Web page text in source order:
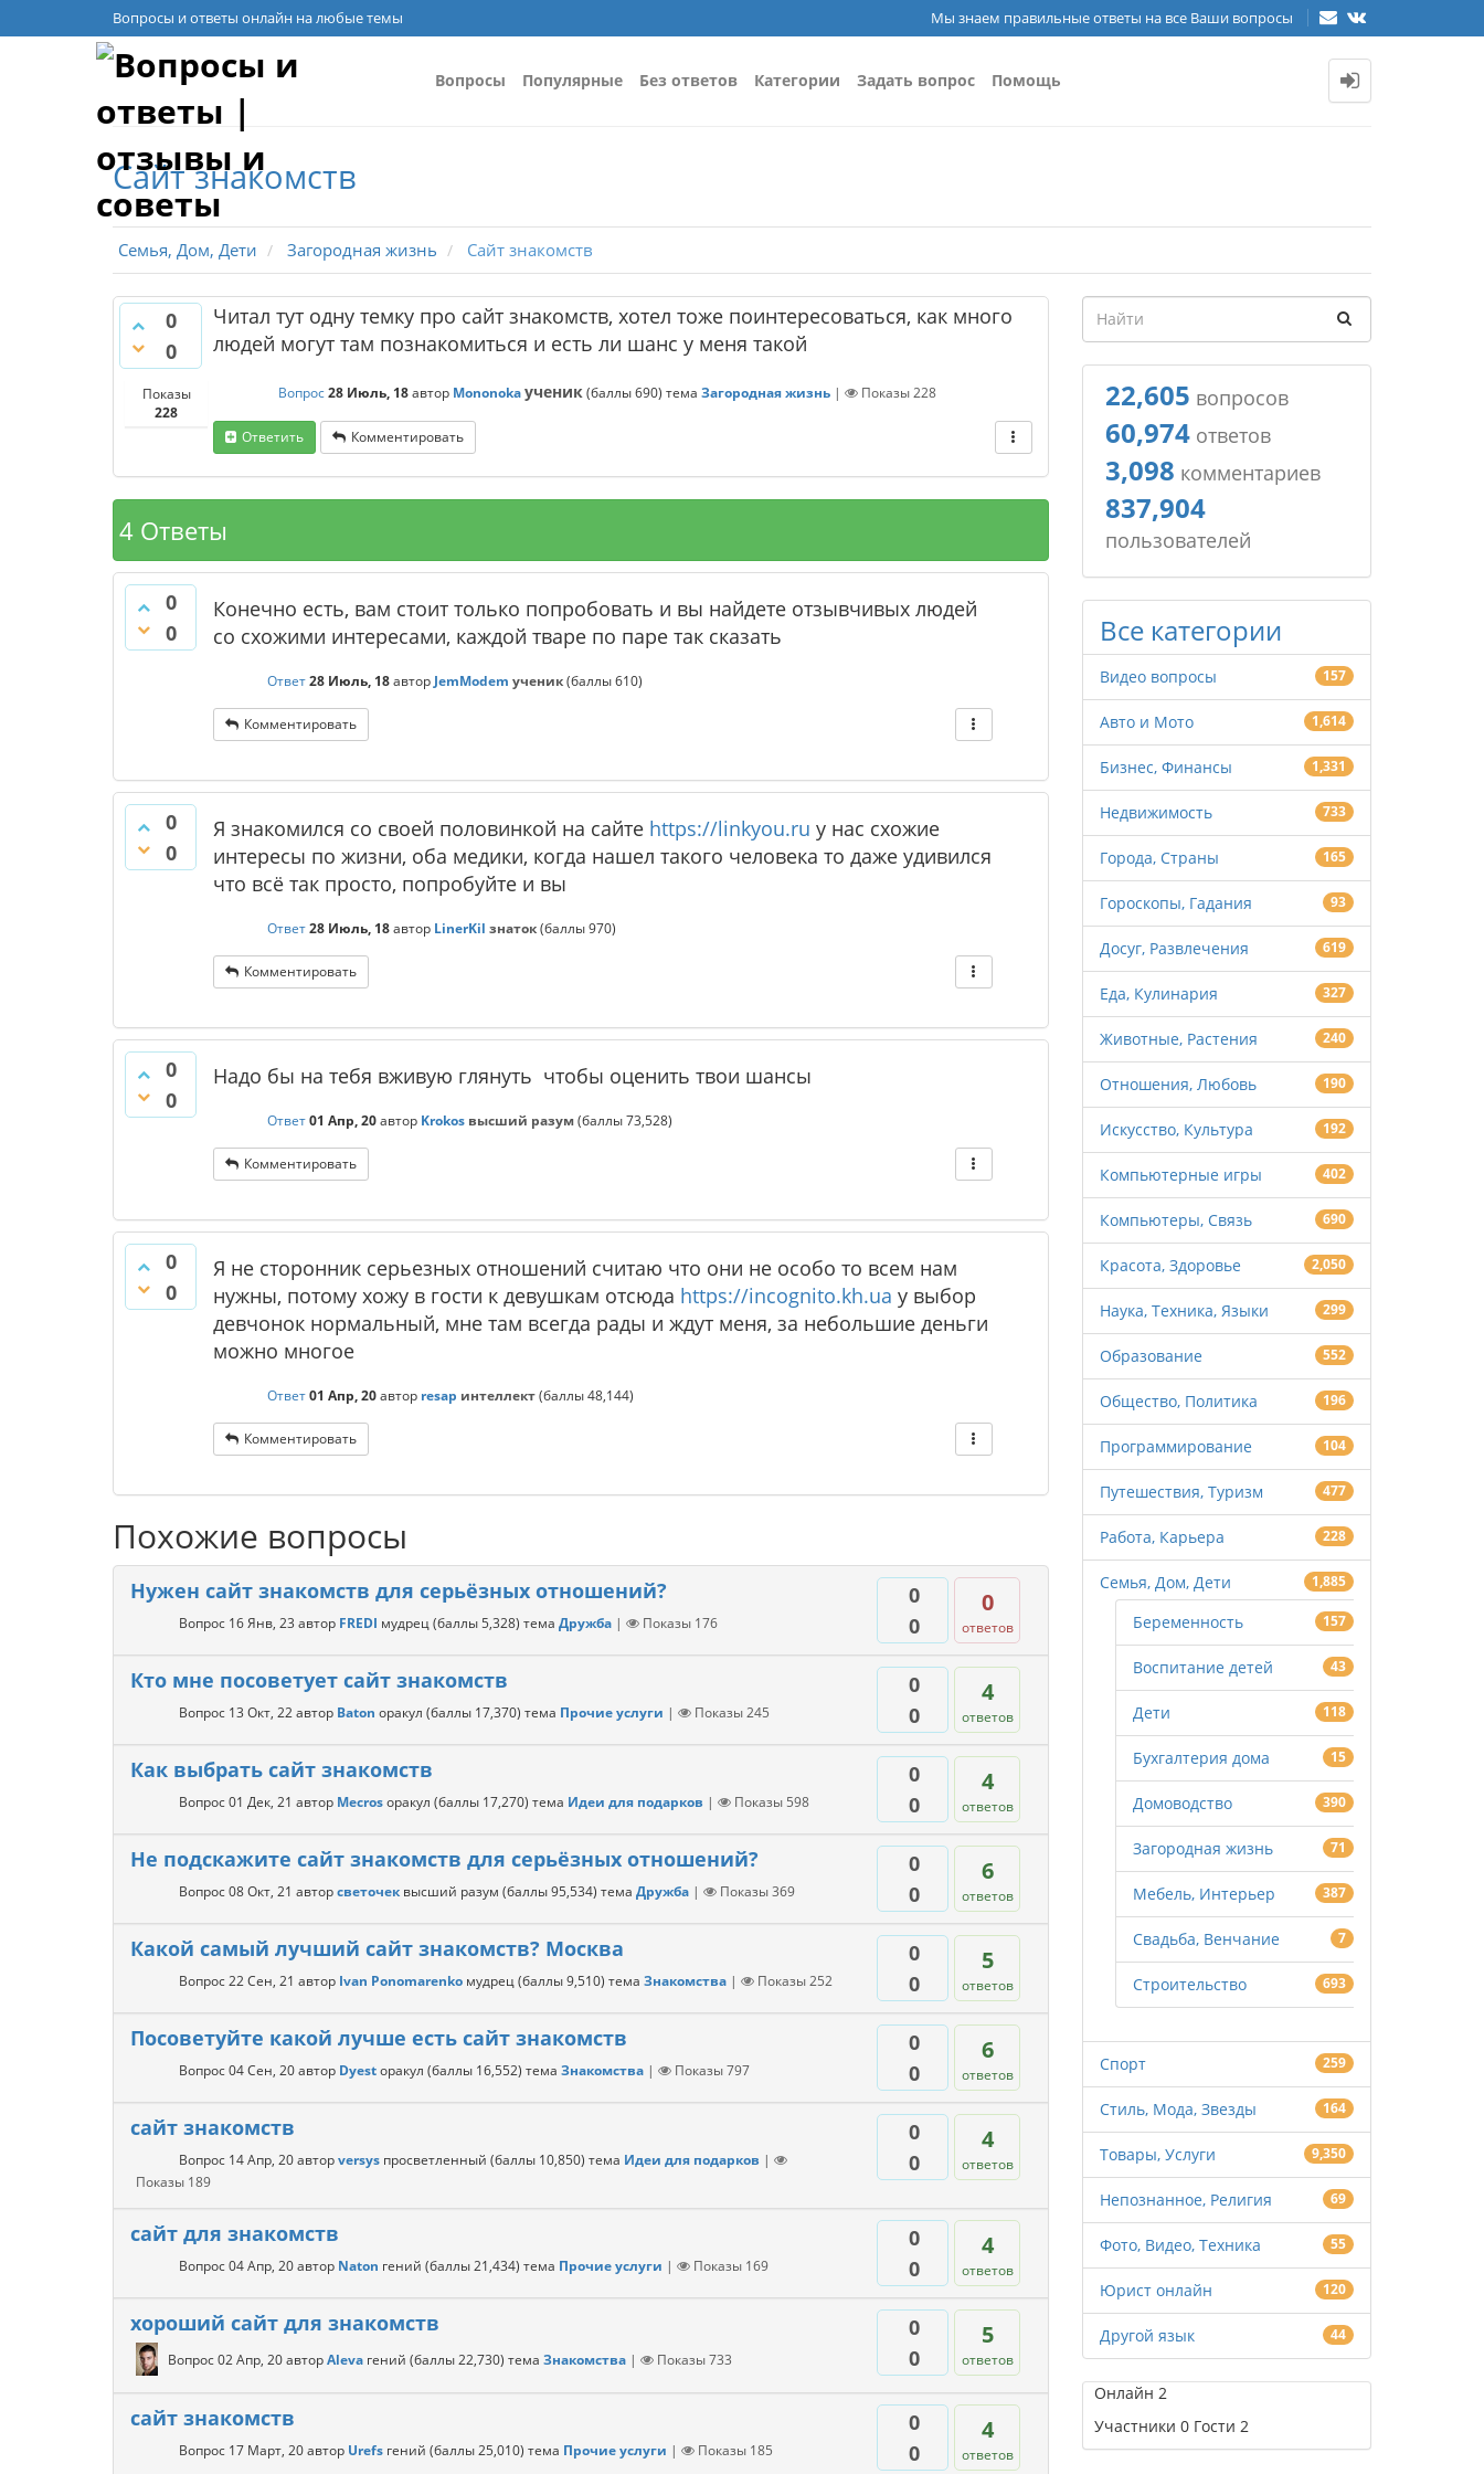
Вопросы и ответы онлайн на любые темы Мы знаем правильные ответы на все Ваши вопросы
Вопросы Популярные Без ответов Категории Задать вопрос Помощь
Сайт знакомств
Семья, Дом, Дети Загородная жизнь Сайт знакомств
0
0
Показы
228
Читал тут одну темку про сайт знакомств, хотел тоже поинтересоваться, как много
людей могут там познакомиться и есть ли шанс у меня такой
Вопрос28 Июль, 18автор Mononokaученик(баллы690) тема Загородная жизнь | Показы228
Ответить Комментировать
4 Ответы
0
0
Конечно есть, вам стоит только попробовать и вы найдете отзывчивых людей
со схожими интересами, каждой тваре по паре так сказать
Ответ28 Июль, 18автор JemModem ученик(баллы610)
Комментировать
0
0
Я знакомился со своей половинкой на сайте https://linkyou.ru у нас схожие
интересы по жизни, оба медики, когда нашел такого человека то даже удивился
что всё так просто, попробуйте и вы
Ответ28 Июль, 18автор LinerKil знаток(баллы970)
Комментировать
0
0
Надо бы на тебя вживую глянуть чтобы оценить твои шансы
Ответ01 Апр, 20автор Krokos высший разум(баллы73,528)
Комментировать
0
0
Я не сторонник серьезных отношений считаю что они не особо то всем нам
нужны, потому хожу в гости к девушкам отсюда https://incognito.kh.ua у выбор
девчонок нормальный, мне там всегда рады и ждут меня, за небольшие деньги
можно многое
Ответ01 Апр, 20автор resap интеллект(баллы48,144)
Комментировать
Похожие вопросы
0
0
0
ответов
Нужен сайт знакомств для серьёзных отношений?
Вопрос 16 Янв, 23 автор FREDI мудрец(баллы5,328) тема Дружба | Показы 176
0
0
4
ответов
Кто мне посоветует сайт знакомств
Вопрос 13 Окт, 22автор Baton оракул (баллы 17,370) тема Прочие услуги | Показы245
0
0
4
ответов
Как выбрать сайт знакомств
Вопрос01 Дек, 21 автор Mecrosоракул (баллы 17,270) тема Идеи для подарков | Показы 598
0
0
6
ответов
Не подскажите сайт знакомств для серьёзных отношений?
Вопрос08 Окт, 21 авторсветочек высший разум (баллы95,534) тема Дружба | Показы369
0
0
5
ответов
Какой самый лучший сайт знакомств? Москва
Вопрос22 Сен, 21 автор Ivan Ponomarenko мудрец(баллы9,510) тема Знакомства | Показы252
0
0
6
ответов
Посоветуйте какой лучше есть сайт знакомств
Вопрос04 Сен, 20автор Dyestоракул (баллы 16,552) тема Знакомства | Показы797
0
0
4
ответов
сайт знакомств
Вопрос 14 Апр, 20авторversys просветленный (баллы 10,850) тема Идеи для подарков |
Показы 189
0
0
4
ответов
сайт для знакомств
Вопрос04 Апр, 20автор Naton гений (баллы21,434) тема Прочие услуги | Показы 169
0
0
5
ответов
хороший сайт для знакомств
Вопрос02 Апр, 20авторAleva гений (баллы22,730) тема Знакомства | Показы733
0
0
4
ответов
сайт знакомств
Вопрос 17 Март, 20автор Urefs гений (баллы25,010) тема Прочие услуги | Показы 185
22,605 вопросов
60,974ответов
3,098 комментариев
837,904
пользователей
Все категории
Видео вопросы 157
Авто и Мото 1,614
Бизнес, Финансы 1,331
Недвижимость 733
Города, Страны 165
Гороскопы, Гадания 93
Досуг, Развлечения 619
Еда, Кулинария 327
Животные, Растения 240
Отношения, Любовь 190
Искусство, Культура 192
Компьютерные игры 402
Компьютеры, Связь 690
Красота, Здоровье 2,050
Наука, Техника, Языки 299
Образование 552
Общество, Политика 196
Программирование 104
Путешествия, Туризм 477
Работа, Карьера 228
Семья, Дом, Дети 1,885
Беременность 157
Воспитание детей 43
Дети 118
Бухгалтерия дома 15
Домоводство 390
Загородная жизнь 71
Мебель, Интерьер 387
Свадьба, Венчание 7
Строительство 693
Спорт 259
Стиль, Мода, Звезды 164
Товары, Услуги 9,350
Непознанное, Религия 69
Фото, Видео, Техника 55
Юрист онлайн 120
Другой язык 44
Онлайн 2
Участники 0Гости 2